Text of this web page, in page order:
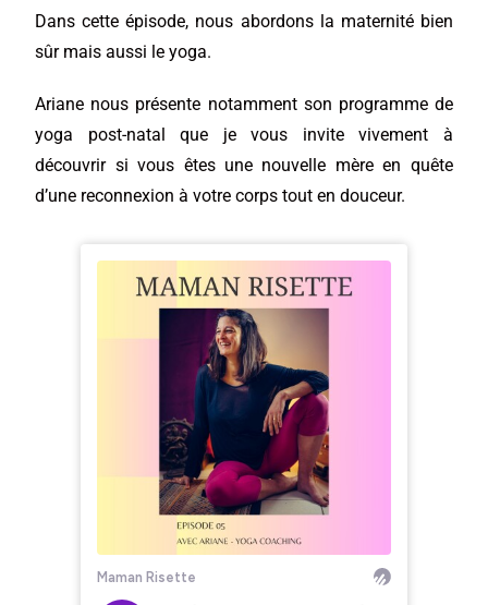
Dans cette épisode, nous abordons la maternité bien
sûr mais aussi le yoga.
Ariane nous présente notamment son programme de
yoga post-natal que je vous invite vivement à
découvrir si vous êtes une nouvelle mère en quête
d’une reconnexion à votre corps tout en douceur.